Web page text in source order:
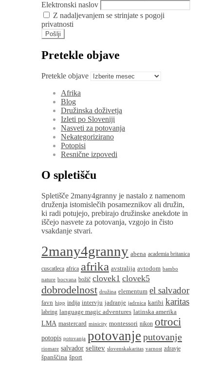
Elektronski naslov
Z nadaljevanjem se strinjate s pogoji
privatnosti
Pretekle objave
Pretekle objave
Afrika
Blog
Družinska doživetja
Izleti po Sloveniji
Nasveti za potovanja
Nekategorizirano
Potopisi
Resnične izpovedi
O spletišču
Spletišče 2many4granny je nastalo z namenom
druženja istomislečih posameznikov ali družin,
ki radi potujejo, prebirajo družinske anekdote in
iščejo nasvete za potovanja, vzgojo in čisto
vsakdanje stvari.
2many4granny abena academia britanica
cuscatleca africa afrika avstralija avtodom bambo
nature bocvana božič clovek1 clovek5
dobrodelnost družina elementum el salvador
favn hipp indija intervju jadranje jadrnica karibi karitas
labring language magic adventures latinska amerika
LMA mastercard minicity montessori nikon otroci
potopis potovanja potovanje putovanje
riomare salvador selitev slovenskakaritas varnost zdravje
španščina šport